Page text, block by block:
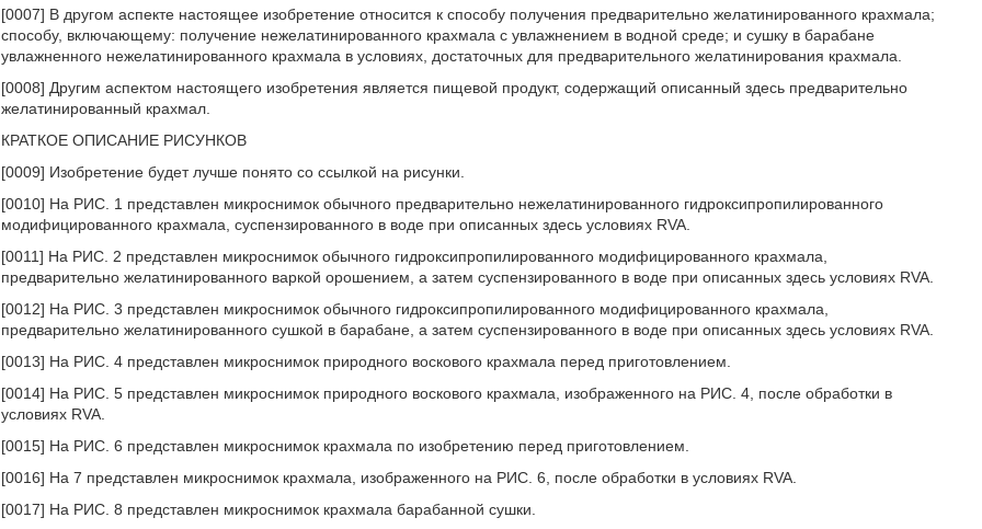
[0007] В другом аспекте настоящее изобретение относится к способу получения предварительно желатинированного крахмала;
способу, включающему: получение нежелатинированного крахмала с увлажнением в водной среде; и сушку в барабане
увлажненного нежелатинированного крахмала в условиях, достаточных для предварительного желатинирования крахмала.
[0008] Другим аспектом настоящего изобретения является пищевой продукт, содержащий описанный здесь предварительно
желатинированный крахмал.
КРАТКОЕ ОПИСАНИЕ РИСУНКОВ
[0009] Изобретение будет лучше понято со ссылкой на рисунки.
[0010] На РИС. 1 представлен микроснимок обычного предварительно нежелатинированного гидроксипропилированного
модифицированного крахмала, суспензированного в воде при описанных здесь условиях RVA.
[0011] На РИС. 2 представлен микроснимок обычного гидроксипропилированного модифицированного крахмала,
предварительно желатинированного варкой орошением, а затем суспензированного в воде при описанных здесь условиях RVA.
[0012] На РИС. 3 представлен микроснимок обычного гидроксипропилированного модифицированного крахмала,
предварительно желатинированного сушкой в барабане, а затем суспензированного в воде при описанных здесь условиях RVA.
[0013] На РИС. 4 представлен микроснимок природного воскового крахмала перед приготовлением.
[0014] На РИС. 5 представлен микроснимок природного воскового крахмала, изображенного на РИС. 4, после обработки в
условиях RVA.
[0015] На РИС. 6 представлен микроснимок крахмала по изобретению перед приготовлением.
[0016] На 7 представлен микроснимок крахмала, изображенного на РИС. 6, после обработки в условиях RVA.
[0017] На РИС. 8 представлен микроснимок крахмала барабанной сушки.